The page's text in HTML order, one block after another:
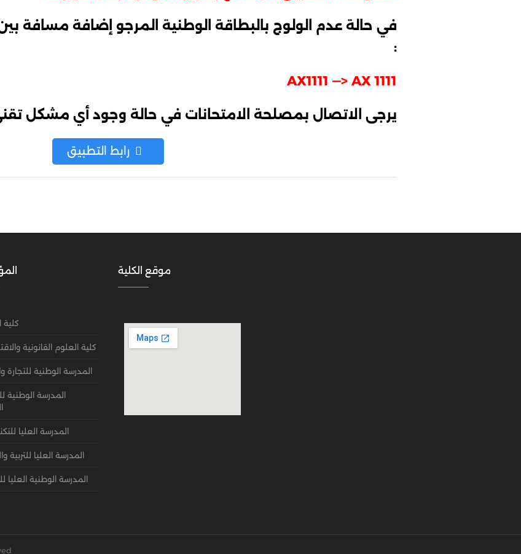
في حالة عدم الولوج بالبطاقة الوطنية المرجو إضافة مسافة
:
AX1111 —> AX 1111
يرجى الاتصال بمصلحة الامتحانات في حالة وجود أي مشكل
رابط التطبيق
كلية
كلية العلوم القانونية
المدرسة الوطنية للتجارة
المدرسة العليا
المدرسة العليا للتربية
المدرسة الوطنية العليا
موقع الكلية